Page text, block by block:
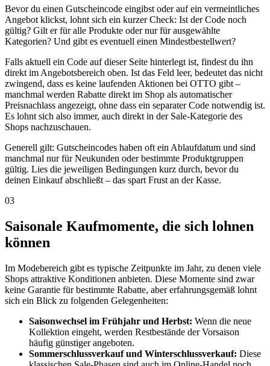
Bevor du einen Gutscheincode eingibst oder auf ein vermeintliches
Angebot klickst, lohnt sich ein kurzer Check: Ist der Code noch
gültig? Gilt er für alle Produkte oder nur für ausgewählte
Kategorien? Und gibt es eventuell einen Mindestbestellwert?
Falls aktuell ein Code auf dieser Seite hinterlegt ist, findest du ihn
direkt im Angebotsbereich oben. Ist das Feld leer, bedeutet das nicht
zwingend, dass es keine laufenden Aktionen bei OTTO gibt –
manchmal werden Rabatte direkt im Shop als automatischer
Preisnachlass angezeigt, ohne dass ein separater Code notwendig ist.
Es lohnt sich also immer, auch direkt in der Sale-Kategorie des
Shops nachzuschauen.
Generell gilt: Gutscheincodes haben oft ein Ablaufdatum und sind
manchmal nur für Neukunden oder bestimmte Produktgruppen
gültig. Lies die jeweiligen Bedingungen kurz durch, bevor du
deinen Einkauf abschließt – das spart Frust an der Kasse.
03
Saisonale Kaufmomente, die sich lohnen
können
Im Modebereich gibt es typische Zeitpunkte im Jahr, zu denen viele
Shops attraktive Konditionen anbieten. Diese Momente sind zwar
keine Garantie für bestimmte Rabatte, aber erfahrungsgemäß lohnt
sich ein Blick zu folgenden Gelegenheiten:
Saisonwechsel im Frühjahr und Herbst: Wenn die neue
Kollektion eingeht, werden Restbestände der Vorsaison
häufig günstiger angeboten.
Sommerschlussverkauf und Winterschlussverkauf: Diese